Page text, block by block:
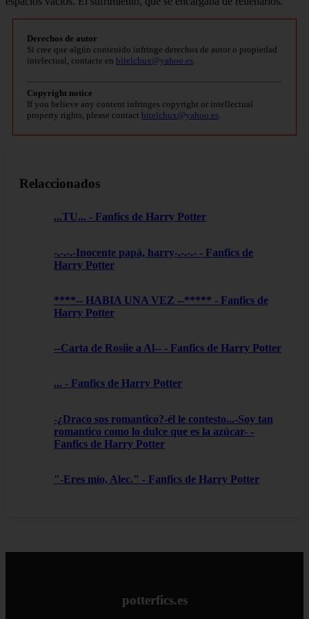
Derechos de autor
Si cree que algún contenido infringe derechos de autor o propiedad
intelectual, contacte en bitelchux@yahoo.es
Copyright notice
If you believe any content infringes copyright or intellectual
property rights, please contact bitelchux@yahoo.es
Relaccionados
...TU... - Fanfics de Harry Potter
-.-.-.-Inocente papá, harry-.-.-.- - Fanfics de
Harry Potter
****-- HABIA UNA VEZ --***** - Fanfics de
Harry Potter
--Carta de Rosiie a Al-- - Fanfics de Harry Potter
... - Fanfics de Harry Potter
-¿Draco sos romantico?-él le contesto...-Soy tan
romantico como lo dulce que es la azúcar- -
Fanfics de Harry Potter
"-Eres mío, Alec." - Fanfics de Harry Potter
potterfics.es